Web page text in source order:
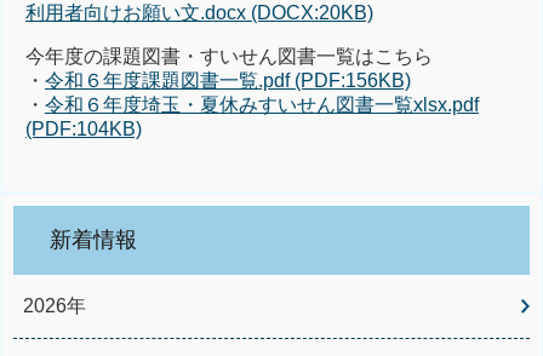
利用者向けお願い文.docx (DOCX:20KB)
今年度の課題図書・すいせん図書一覧はこちら
・ 令和６年度課題図書一覧.pdf (PDF:156KB)
・ 令和６年度埼玉・夏休みすいせん図書一覧xlsx.pdf
(PDF:104KB)
新着情報
2026年